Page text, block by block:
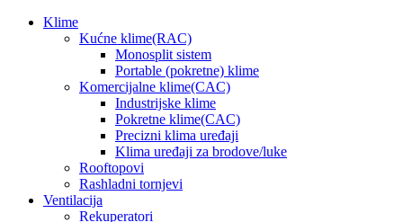
Klime
Kućne klime(RAC)
Monosplit sistem
Portable (pokretne) klime
Komercijalne klime(CAC)
Industrijske klime
Pokretne klime(CAC)
Precizni klima uređaji
Klima uređaji za brodove/luke
Rooftopovi
Rashladni tornjevi
Ventilacija
Rekuperatori